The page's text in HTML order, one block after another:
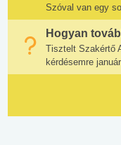
Szóval van egy
Hogyan
Tisztelt Szakértő
kérdésemre